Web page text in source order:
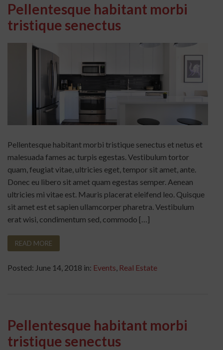
Pellentesque habitant morbi
tristique senectus
Pellentesque habitant morbi tristique senectus et netus et
malesuada fames ac turpis egestas. Vestibulum tortor
quam, feugiat vitae, ultricies eget, tempor sit amet, ante.
Donec eu libero sit amet quam egestas semper. Aenean
ultricies mi vitae est. Mauris placerat eleifend leo. Quisque
sit amet est et sapien ullamcorper pharetra. Vestibulum
erat wisi, condimentum sed, commodo […]
READ MORE
Posted: June 14, 2018 in: Events Real Estate
Pellentesque habitant morbi
tristique senectus